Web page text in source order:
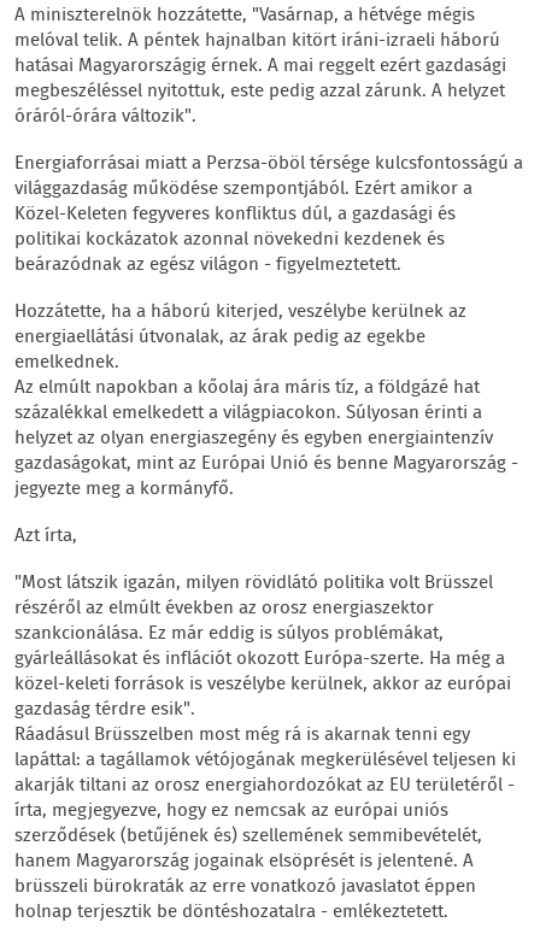
A miniszterelnök hozzátette, "Vasárnap, a hétvége mégis
melóval telik. A péntek hajnalban kitört iráni-izraeli háború
hatásai Magyarországig érnek. A mai reggelt ezért gazdasági
megbeszéléssel nyitottuk, este pedig azzal zárunk. A helyzet
óráról-órára változik".
Energiaforrásai miatt a Perzsa-öböl térsége kulcsfontosságú a
világgazdaság működése szempontjából. Ezért amikor a
Közel-Keleten fegyveres konfliktus dúl, a gazdasági és
politikai kockázatok azonnal növekedni kezdenek és
beárazódnak az egész világon - figyelmeztetett.
Hozzátette, ha a háború kiterjed, veszélybe kerülnek az
energiaellátási útvonalak, az árak pedig az egekbe
emelkednek.
Az elmúlt napokban a kőolaj ára máris tíz, a földgázé hat
százalékkal emelkedett a világpiacokon. Súlyosan érinti a
helyzet az olyan energiaszegény és egyben energiaintenzív
gazdaságokat, mint az Európai Unió és benne Magyarország -
jegyezte meg a kormányfő.
Azt írta,
"Most látszik igazán, milyen rövidlátó politika volt Brüsszel
részéről az elmúlt években az orosz energiaszektor
szankcionálása. Ez már eddig is súlyos problémákat,
gyárleállásokat és inflációt okozott Európa-szerte. Ha még a
közel-keleti források is veszélybe kerülnek, akkor az európai
gazdaság térdre esik".
Ráadásul Brüsszelben most még rá is akarnak tenni egy
lapáttal: a tagállamok vétójogának megkerülésével teljesen ki
akarják tiltani az orosz energiahordozókat az EU területéről -
írta, megjegyezve, hogy ez nemcsak az európai uniós
szerződések (betűjének és) szellemének semmibevételét,
hanem Magyarország jogainak elsöprését is jelentené. A
brüsszeli bürokraták az erre vonatkozó javaslatot éppen
holnap terjesztik be döntéshozatalra - emlékeztetett.